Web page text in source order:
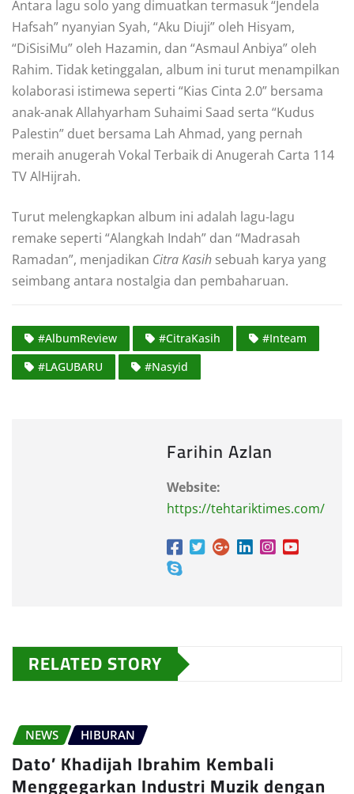
Antara lagu solo yang dimuatkan termasuk “Jendela
Hafsah” nyanyian Syah, “Aku Diuji” oleh Hisyam,
“DiSisiMu” oleh Hazamin, dan “Asmaul Anbiya” oleh
Rahim. Tidak ketinggalan, album ini turut menampilkan
kolaborasi istimewa seperti “Kias Cinta 2.0” bersama
anak-anak Allahyarham Suhaimi Saad serta “Kudus
Palestin” duet bersama Lah Ahmad, yang pernah
meraih anugerah Vokal Terbaik di Anugerah Carta 114
TV AlHijrah.
Turut melengkapkan album ini adalah lagu-lagu
remake seperti “Alangkah Indah” dan “Madrasah
Ramadan”, menjadikan Citra Kasih sebuah karya yang
seimbang antara nostalgia dan pembaharuan.
#AlbumReview #CitraKasih
#Inteam
#LAGUBARU
#Nasyid
Farihin Azlan
Website:
https://tehtariktimes.com/
RELATED STORY
NEWS HIBURAN
Dato’ Khadijah Ibrahim Kembali
Menggegarkan Industri Muzik dengan